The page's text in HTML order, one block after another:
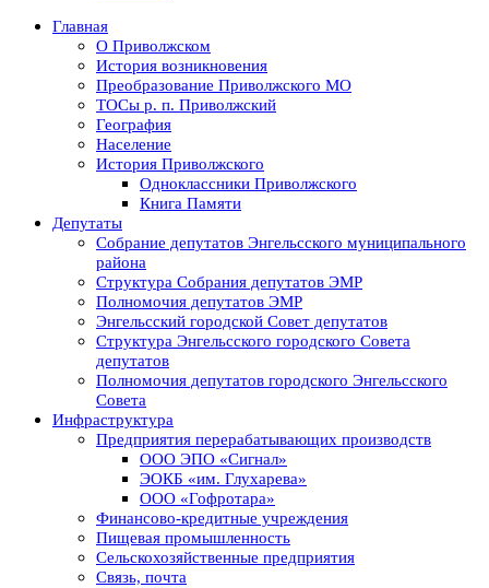
Главная
О Приволжском
История возникновения
Преобразование Приволжского МО
ТОСы р. п. Приволжский
География
Население
История Приволжского
Одноклассники Приволжского
Книга Памяти
Депутаты
Собрание депутатов Энгельсского муниципального
района
Структура Собрания депутатов ЭМР
Полномочия депутатов ЭМР
Энгельсский городской Совет депутатов
Структура Энгельсского городского Совета
депутатов
Полномочия депутатов городского Энгельсского
Совета
Инфраструктура
Предприятия перерабатывающих производств
ООО ЭПО «Сигнал»
ЭОКБ «им. Глухарева»
ООО «Гофротара»
Финансово-кредитные учреждения
Пищевая промышленность
Сельскохозяйственные предприятия
Связь, почта